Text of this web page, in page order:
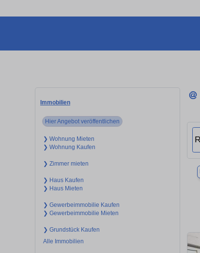
Immobilien
Hier Angebot veröffentlichen
❯ Wohnung Mieten
❯ Wohnung Kaufen
❯ Zimmer mieten
❯ Haus Kaufen
❯ Haus Mieten
❯ Gewerbeimmobilie Kaufen
❯ Gewerbeimmobilie Mieten
❯ Grundstück Kaufen
Alle Immobilien